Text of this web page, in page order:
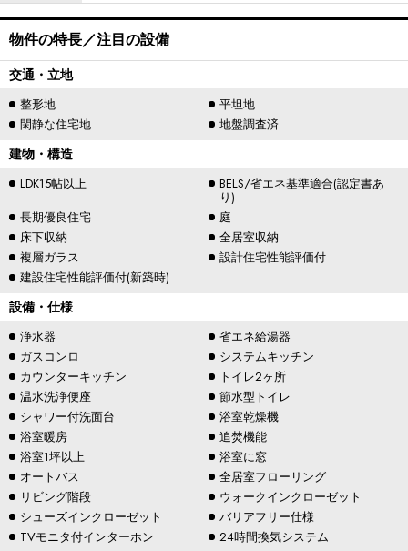
物件の特長／注目の設備
交通・立地
整形地
平坦地
閑静な住宅地
地盤調査済
建物・構造
LDK15帖以上 BELS/省エネ基準適合(認定書あ
り)
長期優良住宅
庭
床下収納
全居室収納
複層ガラス
設計住宅性能評価付
建設住宅性能評価付(新築時)
設備・仕様
浄水器
省エネ給湯器
ガスコンロ
システムキッチン
カウンターキッチン
トイレ2ヶ所
温水洗浄便座
節水型トイレ
シャワー付洗面台
浴室乾燥機
浴室暖房
追焚機能
浴室1坪以上
浴室に窓
オートバス
全居室フローリング
リビング階段
ウォークインクローゼット
シューズインクローゼット
バリアフリー仕様
TVモニタ付インターホン
24時間換気システム